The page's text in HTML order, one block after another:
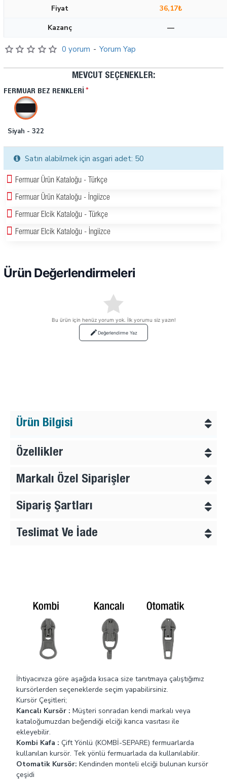
0 yorum - Yorum Yap
MEVCUT SEÇENEKLER:
FERMUAR BEZ RENKLERI
Siyah - 322
Satın alabilmek için asgari adet: 50
Fiyat
36,17₺
Kazanç
—
Fermuar Ürün Kataloğu - Türkçe
Fermuar Ürün Kataloğu - İngiizce
Fermuar Elcik Kataloğu - Türkçe
Fermuar Elcik Kataloğu - İngiizce
Ürün Değerlendirmeleri
Bu ürün için henüz yorum yok. İlk yorumu siz yazın!
Değerlendirme Yaz
Ürün Bilgisi
Özellikler
Markalı Özel Siparişler
Sipariş Şartları
Teslimat Ve İade
İhtiyacınıza göre aşağıda kısaca size tanıtmaya çalıştığımız
kursörlerden seçeneklerde seçim yapabilirsiniz.
Kursör Çeşitleri;
Kancalı Kursör : Müşteri sonradan kendi markalı veya
kataloğumuzdan beğendiği elciği kanca vasıtası ile
ekleyebilir.
Kombi Kafa : Çift Yönlü (KOMBİ-SEPARE) fermuarlarda
kullanılan kursör. Tek yönlü fermuarlada da kullanılabilir.
Otomatik Kursör: Kendinden monteli elciği bulunan kursör
çeşidi